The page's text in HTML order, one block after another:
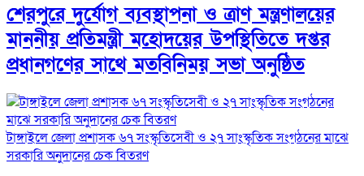
শেরপুরে দুর্যোগ ব্যবস্থাপনা ও ত্রাণ মন্ত্রণালয়ের
মাননীয় প্রতিমন্ত্রী মহোদয়ের উপস্থিতিতে দপ্তর
প্রধানগণের সাথে মতবিনিময় সভা অনুষ্ঠিত
টাঙ্গাইলে জেলা প্রশাসক ৬৭ সংস্কৃতিসেবী ও ২৭ সাংস্কৃতিক সংগঠনের মাঝে
সরকারি অনুদানের চেক বিতরণ